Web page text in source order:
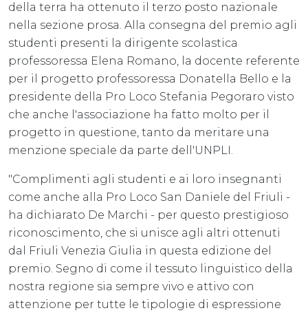
della terra ha ottenuto il terzo posto nazionale
nella sezione prosa. Alla consegna del premio agli
studenti presenti la dirigente scolastica
professoressa Elena Romano, la docente referente
per il progetto professoressa Donatella Bello e la
presidente della Pro Loco Stefania Pegoraro visto
che anche l'associazione ha fatto molto per il
progetto in questione, tanto da meritare una
menzione speciale da parte dell'UNPLI.
"Complimenti agli studenti e ai loro insegnanti
come anche alla Pro Loco San Daniele del Friuli -
ha dichiarato De Marchi - per questo prestigioso
riconoscimento, che si unisce agli altri ottenuti
dal Friuli Venezia Giulia in questa edizione del
premio. Segno di come il tessuto linguistico della
nostra regione sia sempre vivo e attivo con
attenzione per tutte le tipologie di espressione